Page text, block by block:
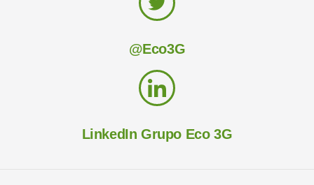
@Eco3G
LinkedIn Grupo Eco 3G